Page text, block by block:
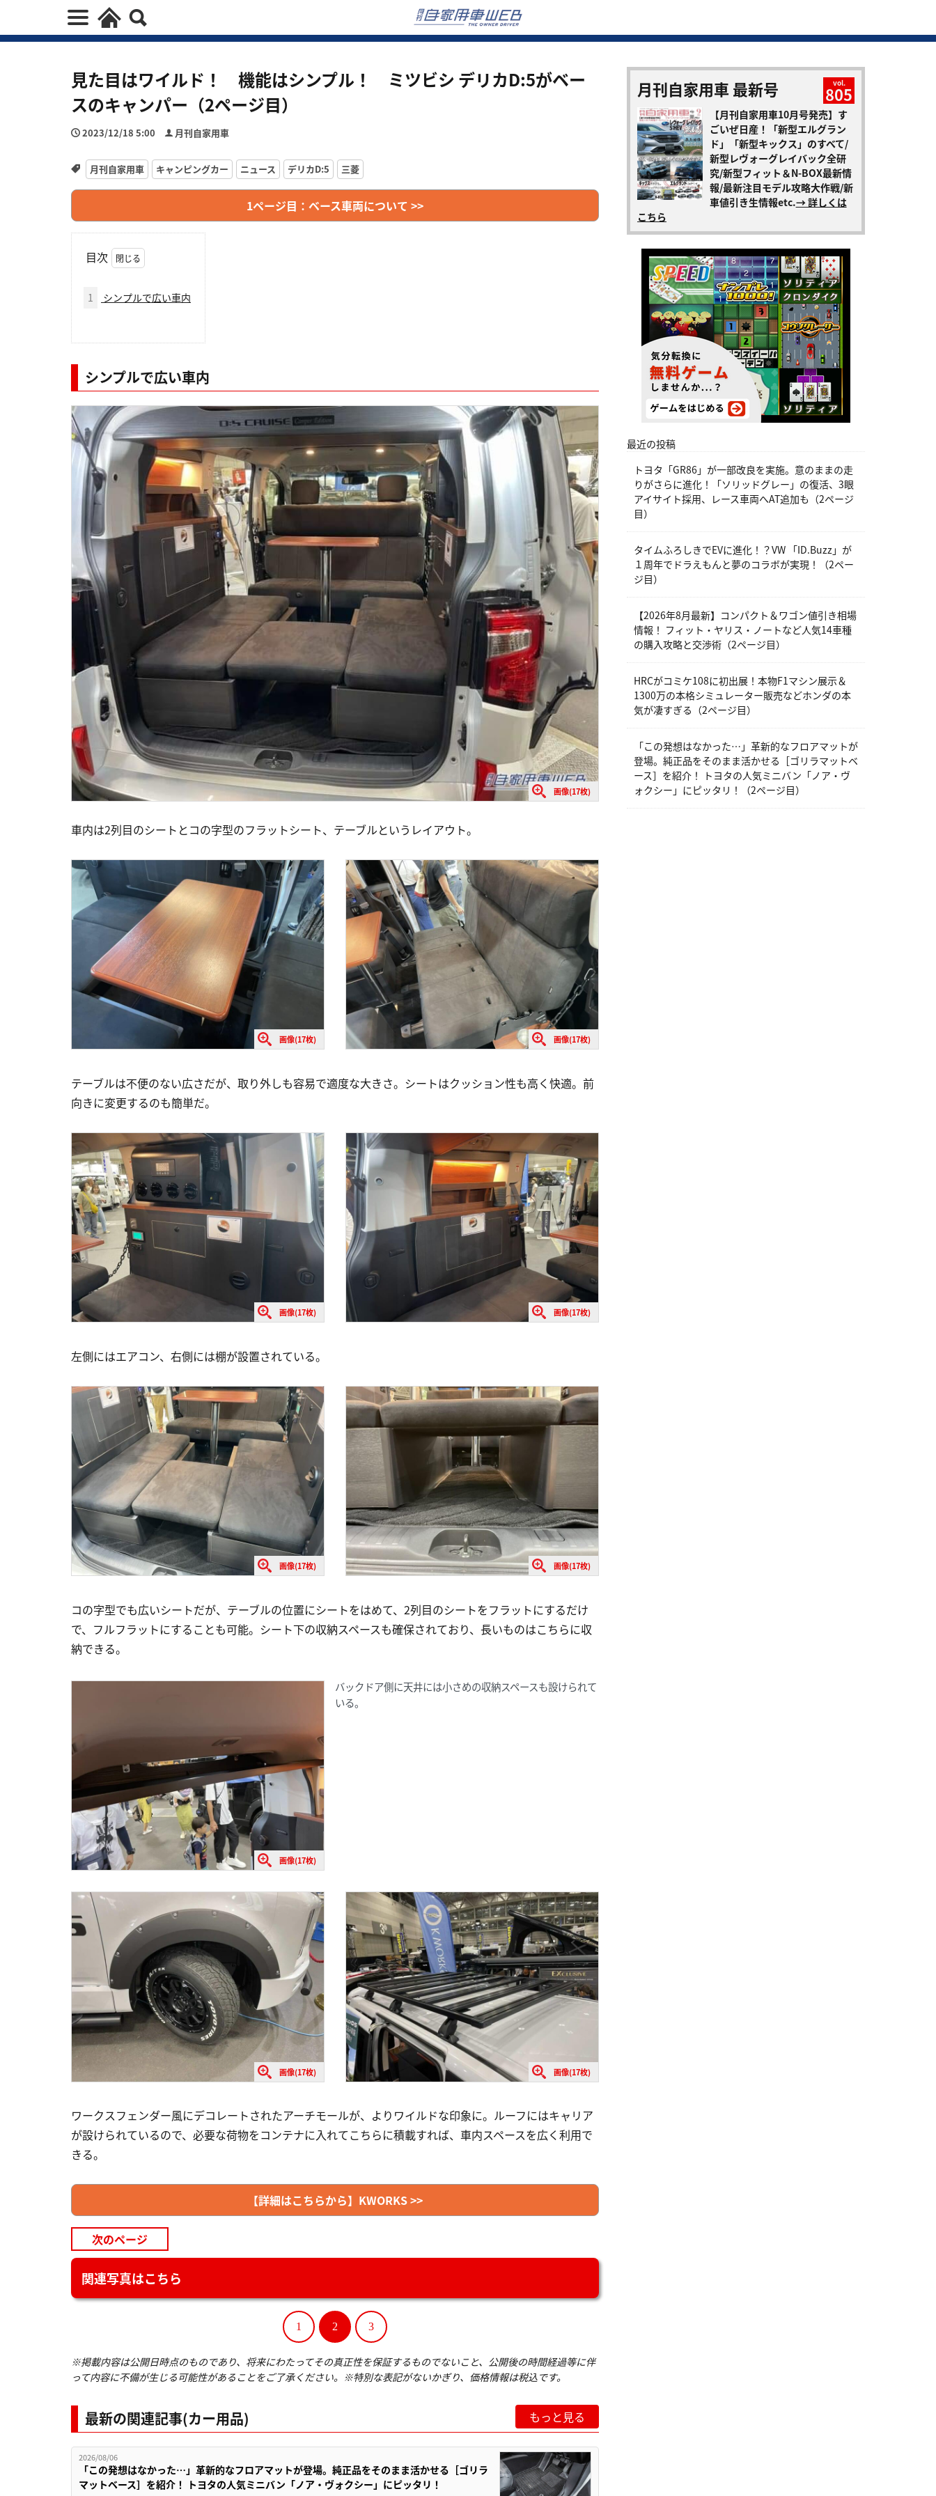
見た目はワイルド！ 機能はシンプル！ ミツビシ デリカD:5がベー
スのキャンパー（2ページ目）
2023/12/18 5:00 月刊自家用車
月刊自家用車 キャンピングカー ニュース デリカD:5 三菱
1ページ目：ベース車両について >>
目次
1 シンプルで広い車内
シンプルで広い車内
画像(17枚)
車内は2列目のシートとコの字型のフラットシート、テーブルというレイアウト。
画像(17枚) 画像(17枚)
テーブルは不便のない広さだが、取り外しも容易で適度な大きさ。シートはクッション性も高く快適。前
向きに変更するのも簡単だ。
画像(17枚) 画像(17枚)
左側にはエアコン、右側には棚が設置されている。
画像(17枚) 画像(17枚)
コの字型でも広いシートだが、テーブルの位置にシートをはめて、2列目のシートをフラットにするだけ
で、フルフラットにすることも可能。シート下の収納スペースも確保されており、長いものはこちらに収
納できる。
画像(17枚)
バックドア側に天井には小さめの収納スペースも設けられて
いる。
画像(17枚) 画像(17枚)
ワークスフェンダー風にデコレートされたアーチモールが、よりワイルドな印象に。ルーフにはキャリア
が設けられているので、必要な荷物をコンテナに入れてこちらに積載すれば、車内スペースを広く利用で
きる。
【詳細はこちらから】KWORKS >>
次のページ
関連写真はこちら
1 2 3
※掲載内容は公開日時点のものであり、将来にわたってその真正性を保証するものでないこと、公開後の時間経過等に伴
って内容に不備が生じる可能性があることをご了承ください。※特別な表記がないかぎり、価格情報は税込です。
最新の関連記事(カー用品) もっと見る
2026/08/06
「この発想はなかった…」革新的なフロアマットが登場。純正品をそのまま活かせる［ゴリラ
マットベース］を紹介！ トヨタの人気ミニバン「ノア・ヴォクシー」にピッタリ！
月刊自家用車 最新号 vol.
805
【月刊自家用車10月号発売】す
ごいぜ日産！「新型エルグラン
ド」「新型キックス」のすべて/
新型レヴォーグレイバック全研
究/新型フィット＆N-BOX最新情
報/最新注目モデル攻略大作戦/新
車値引き生情報etc.→ 詳しくは
こちら
最近の投稿
トヨタ「GR86」が一部改良を実施。意のままの走
りがさらに進化！「ソリッドグレー」の復活、3眼
アイサイト採用、レース車両へAT追加も（2ページ
目）
タイムふろしきでEVに進化！？VW 「ID.Buzz」が
１周年でドラえもんと夢のコラボが実現！（2ペー
ジ目）
【2026年8月最新】コンパクト＆ワゴン値引き相場
情報！ フィット・ヤリス・ノートなど人気14車種
の購入攻略と交渉術（2ページ目）
HRCがコミケ108に初出展！本物F1マシン展示＆
1300万の本格シミュレーター販売などホンダの本
気が凄すぎる（2ページ目）
「この発想はなかった…」革新的なフロアマットが
登場。純正品をそのまま活かせる［ゴリラマットベ
ース］を紹介！ トヨタの人気ミニバン「ノア・ヴ
ォクシー」にピッタリ！（2ページ目）